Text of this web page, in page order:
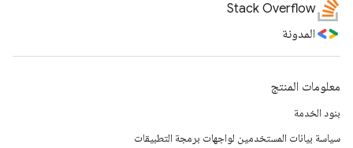
Stack Overflow
المدونة
معلومات المنتج
بنود الخدمة
سياسة بيانات المستخدمين لواجهات برمجة التطبيقات